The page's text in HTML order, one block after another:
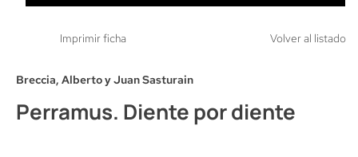
Imprimir ficha Volver al listado
Breccia, Alberto y Juan Sasturain
Perramus. Diente por diente